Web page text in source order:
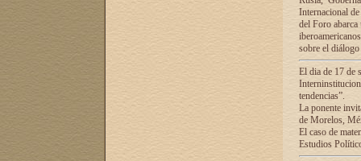
Internacional
del Foro
sobre el
El dia de 17 de
tendencias”.
La ponente
de Morelos,
El caso de
Estudios